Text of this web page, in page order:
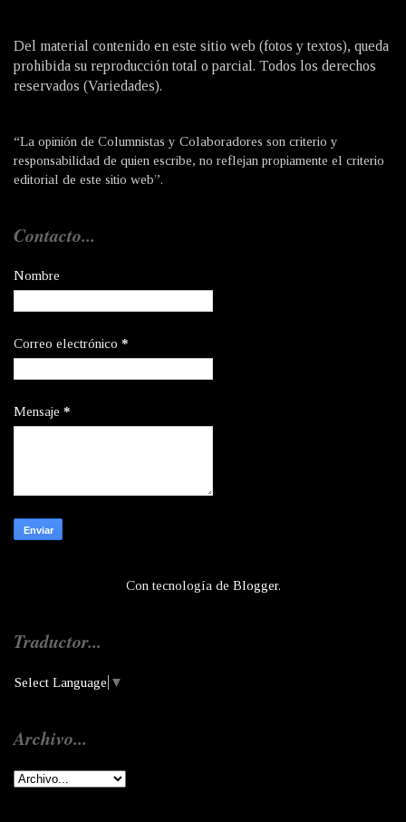
Del material contenido en este sitio web (fotos y textos), queda
prohibida su reproducción total o parcial. Todos los derechos
reservados (Variedades).
“La opinión de Columnistas y Colaboradores son criterio y
responsabilidad de quien escribe, no reflejan propiamente el criterio
editorial de este sitio web”.
Contacto...
Nombre
Correo electrónico *
Mensaje *
Con tecnología de Blogger.
Traductor...
Select Language ▼
Archivo...